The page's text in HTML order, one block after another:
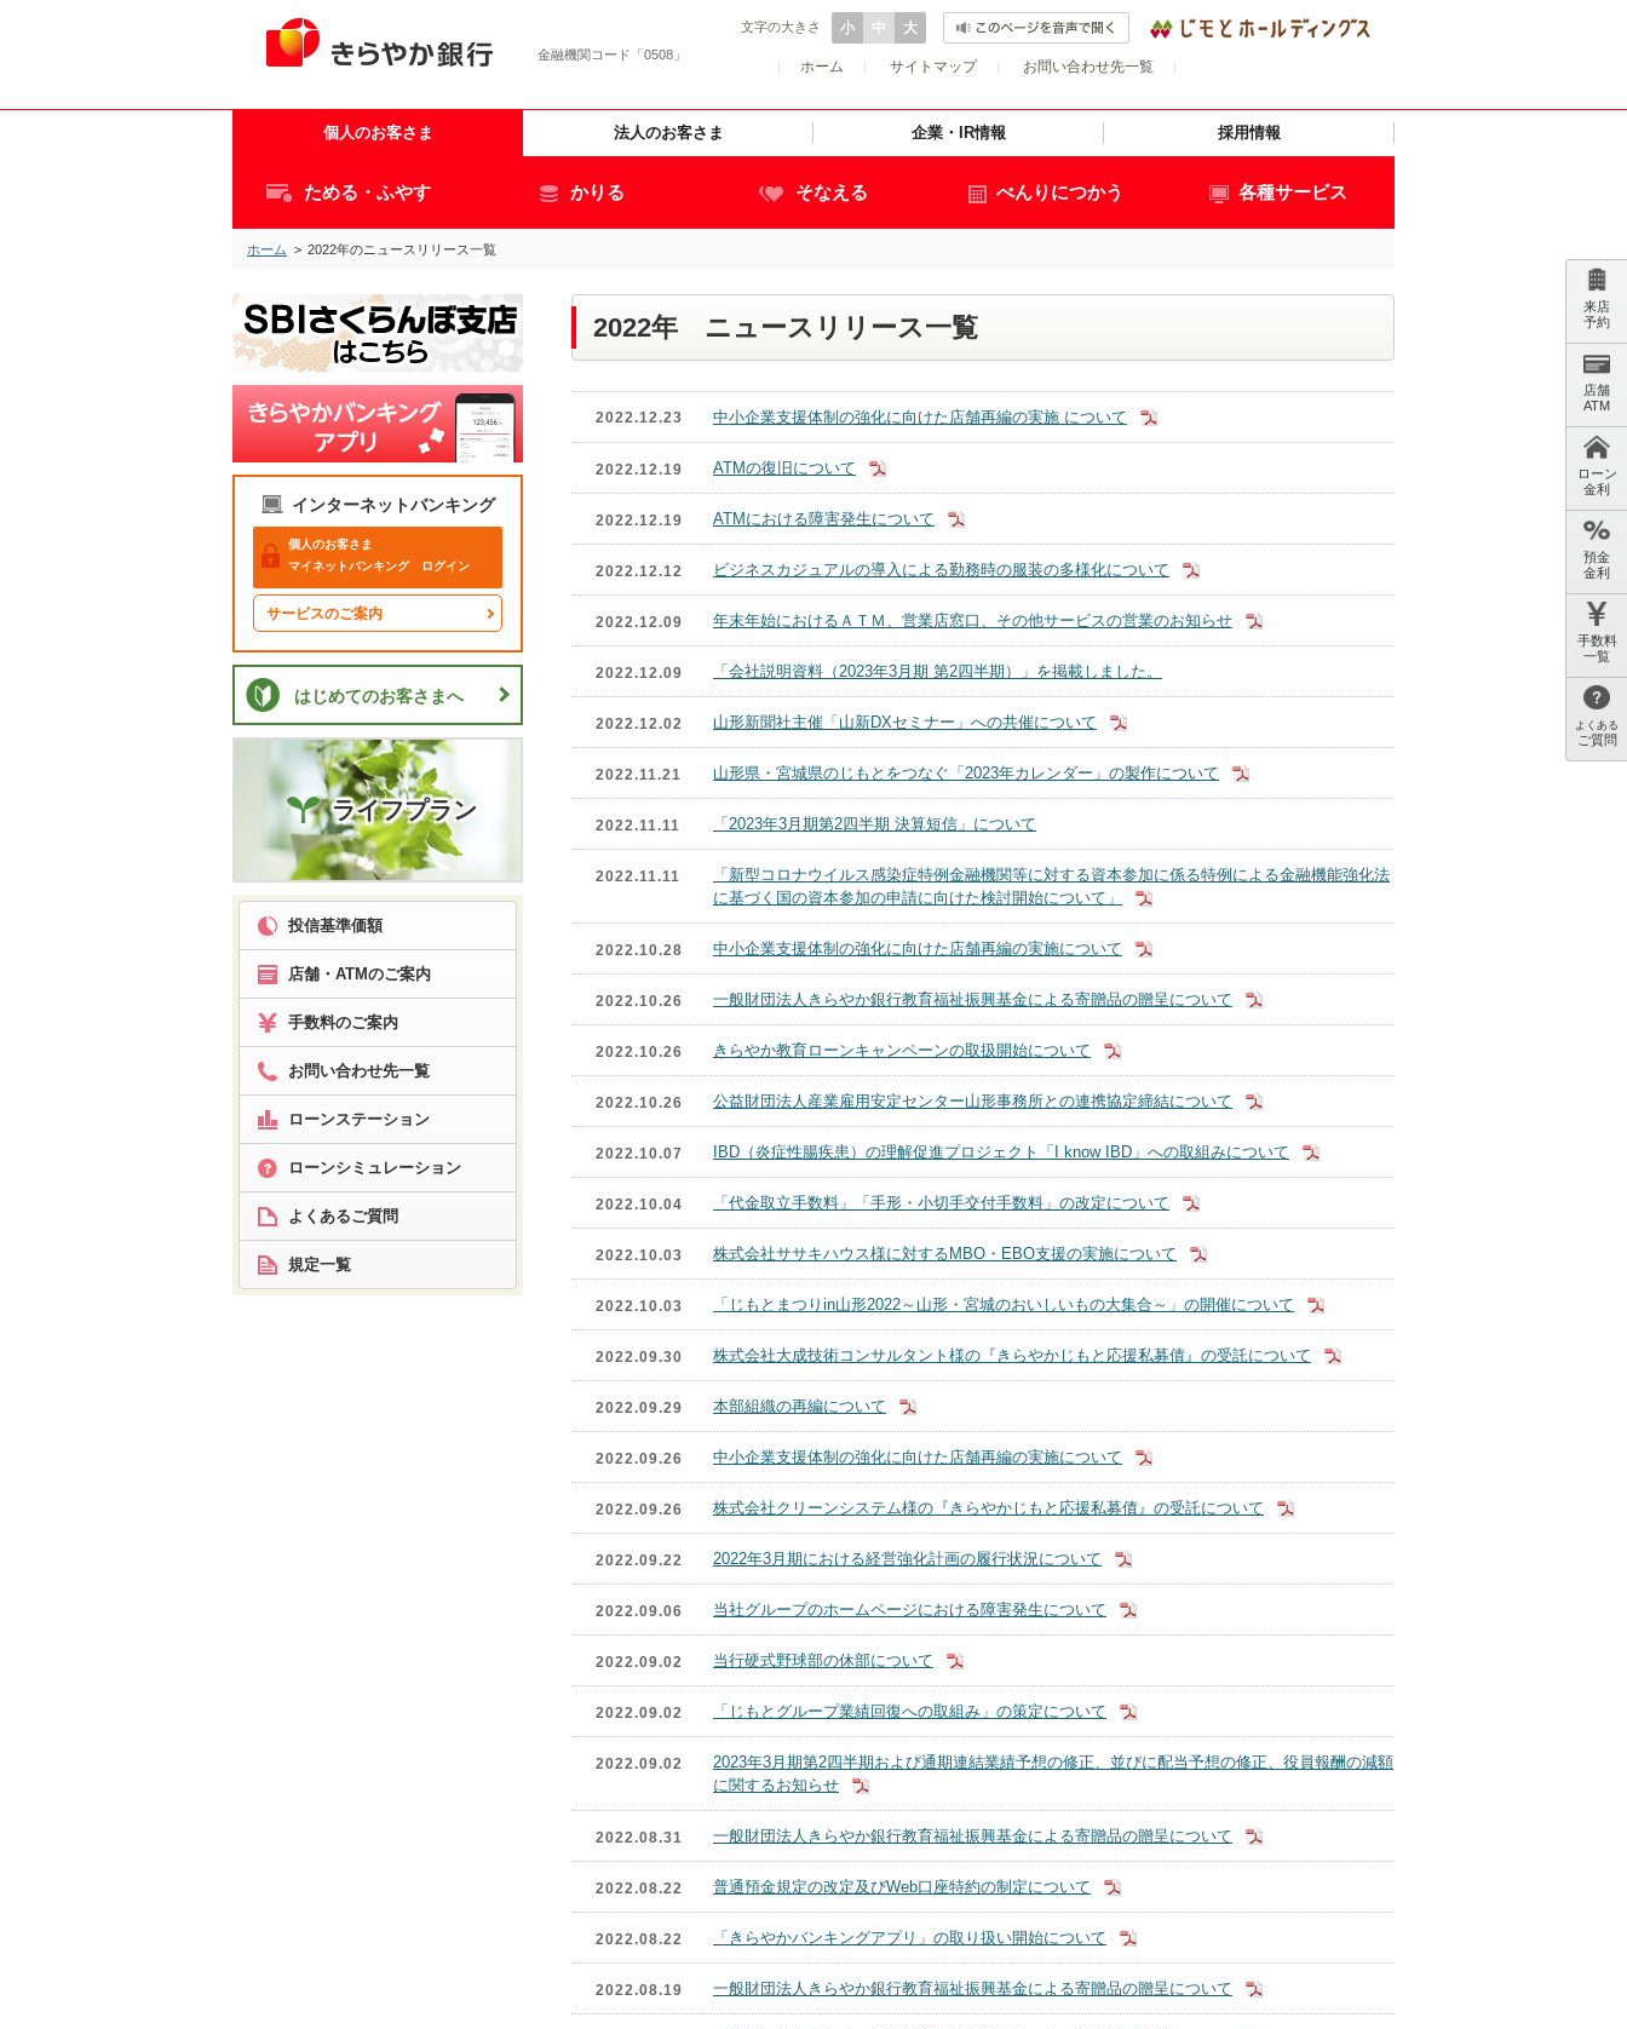
金融機関コード「0508」
文字の大きさ 小 中 大
ホーム サイトマップ お問い合わせ先一覧
個人のお客さま
ためる・ふやす かりる そなえる べんりにつかう 各種サービス
法人のお客さま 企業・IR情報 採用情報
ホーム > 2022年のニュースリリース一覧
2022年 ニュースリリース一覧
2022.12.23 中小企業支援体制の強化に向けた店舗再編の実施 について
2022.12.19 ATMの復旧について
2022.12.19 ATMにおける障害発生について
2022.12.12 ビジネスカジュアルの導入による勤務時の服装の多様化について
2022.12.09 年末年始におけるＡＴＭ、営業店窓口、その他サービスの営業のお知らせ
2022.12.09 「会社説明資料（2023年3月期 第2四半期）」を掲載しました。
2022.12.02 山形新聞社主催「山新DXセミナー」への共催について
2022.11.21 山形県・宮城県のじもとをつなぐ「2023年カレンダー」の製作について
2022.11.11 「2023年3月期第2四半期 決算短信」について
2022.11.11
「新型コロナウイルス感染症特例金融機関等に対する資本参加に係る特例による金融機能強化法
に基づく国の資本参加の申請に向けた検討開始について」
2022.10.28 中小企業支援体制の強化に向けた店舗再編の実施について
2022.10.26 一般財団法人きらやか銀行教育福祉振興基金による寄贈品の贈呈について
2022.10.26 きらやか教育ローンキャンペーンの取扱開始について
2022.10.26 公益財団法人産業雇用安定センター山形事務所との連携協定締結について
2022.10.07 IBD（炎症性腸疾患）の理解促進プロジェクト「I know IBD」への取組みについて
2022.10.04 「代金取立手数料」「手形・小切手交付手数料」の改定について
2022.10.03 株式会社ササキハウス様に対するMBO・EBO支援の実施について
2022.10.03 「じもとまつりin山形2022～山形・宮城のおいしいもの大集合～」の開催について
2022.09.30 株式会社大成技術コンサルタント様の『きらやかじもと応援私募債』の受託について
2022.09.29 本部組織の再編について
2022.09.26 中小企業支援体制の強化に向けた店舗再編の実施について
2022.09.26 株式会社クリーンシステム様の『きらやかじもと応援私募債』の受託について
2022.09.22 2022年3月期における経営強化計画の履行状況について
2022.09.06 当社グループのホームページにおける障害発生について
2022.09.02 当行硬式野球部の休部について
2022.09.02 「じもとグループ業績回復への取組み」の策定について
2022.09.02
2023年3月期第2四半期および通期連結業績予想の修正、並びに配当予想の修正、役員報酬の減額
に関するお知らせ
2022.08.31 一般財団法人きらやか銀行教育福祉振興基金による寄贈品の贈呈について
2022.08.22 普通預金規定の改定及びWeb口座特約の制定について
2022.08.22 「きらやかバンキングアプリ」の取り扱い開始について
2022.08.19 一般財団法人きらやか銀行教育福祉振興基金による寄贈品の贈呈について
インターネットバンキング
個人のお客さま
マイネットバンキング ログイン
サービスのご案内
はじめてのお客さまへ
ライフプラン
投信基準価額
店舗・ATMのご案内
手数料のご案内
お問い合わせ先一覧
ローンステーション
ローンシミュレーション
よくあるご質問
規定一覧
来店
予約
店舗
ATM
ローン
金利
預金
金利
手数料
一覧
よくある
ご質問